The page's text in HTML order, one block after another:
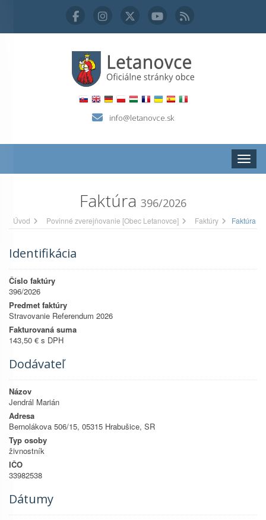
info@letanovce.sk
Faktúra 396/2026
Úvod Povinné zverejňovanie [Obec Letanovce] Faktúry Faktúra
Identifikácia
Číslo faktúry
396/2026
Predmet faktúry
Stravovanie Referendum 2026
Fakturovaná suma
143,50 € s DPH
Dodávateľ
Názov
Jendrál Marián
Adresa
Bernolákova 506/15, 05315 Hrabušice, SR
Typ osoby
živnostník
IČO
33982538
Dátumy